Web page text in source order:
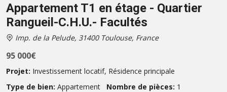
Appartement T1 en étage - Quartier
Rangueil-C.H.U.- Facultés
Imp. de la Pelude, 31400 Toulouse, France
95 000€
Projet: Investissement locatif, Résidence principale
Type de bien: Appartement Nombre de pièces: 1